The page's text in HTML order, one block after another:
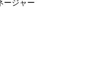
ージャー